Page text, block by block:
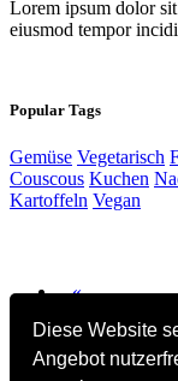
Diese Website
Angebot
Lorem ipsum dolor
eiusmod tempor
Popular Tags
Gemüse Vegetarisch
Couscous Kuchen
Kartoffeln Vegan
«Previous
1